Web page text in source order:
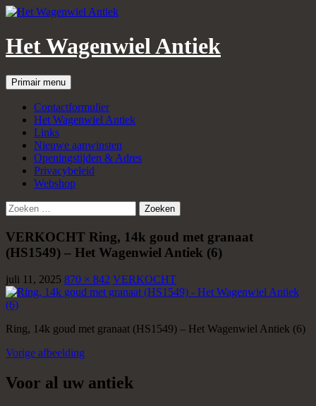
Het Wagenwiel Antiek
Zoeken
Primair menu
naar
inhoud
Contactformulier
Het Wagenwiel Antiek
Links
Nieuwe aanwinsten
Openingstijden & Adres
Privacybeleid
Webshop
Zoeken
naar:
VERKOCHT Ring, 14k goud met granaat
(HS1549) – Het Wagenwiel Antiek (6)
juli 11, 2025 870 × 842 VERKOCHT
Ring, 14k goud met granaat (HS1549) – Het Wagenwiel Antiek (6)
Vorige afbeelding
Voor al uw antiek